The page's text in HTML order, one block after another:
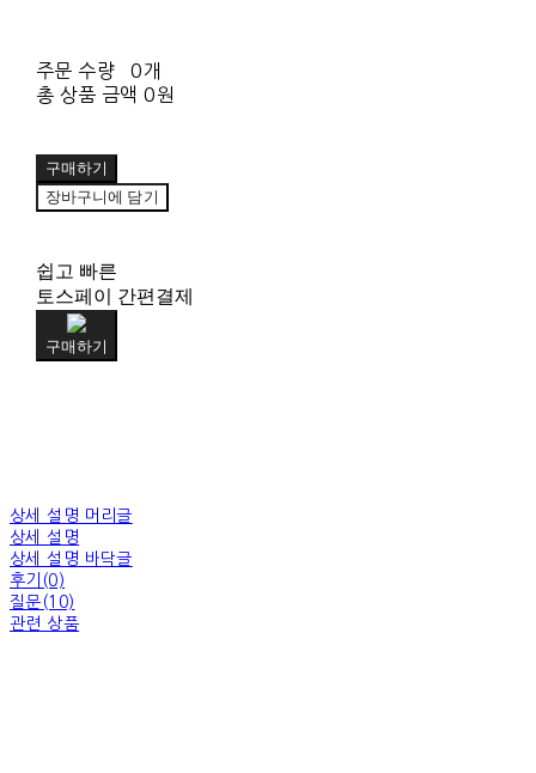
주문 수량
0개
총 상품 금액 0원
구매하기
장바구니에 담기
쉽고 빠른
토스페이 간편결제
구매하기
상세 설명 머리글
상세 설명
상세 설명 바닥글
후기(0)
질문(10)
관련 상품